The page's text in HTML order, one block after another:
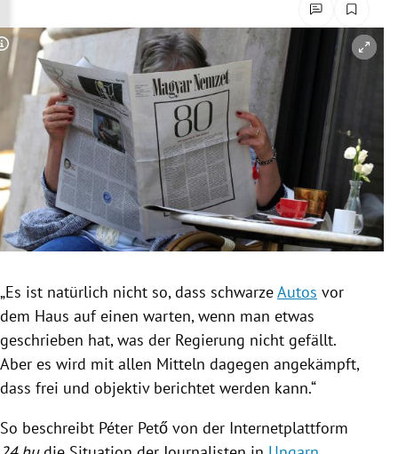
Untermenü
Untermenü
Untermenü
Untermenü
Untermenü
Untermenü
Untermenü
Copyright-Hinweis öffnen/schließen
„Es ist natürlich nicht so, dass schwarzeAutos vor
dem Haus auf einen warten, wenn man etwas
geschrieben hat, was der Regierung nicht gefällt.
Aber es wird mit allen Mitteln dagegen angekämpft,
dass frei und objektiv berichtet werden kann.“
So beschreibt Péter Pető von der Internetplattform